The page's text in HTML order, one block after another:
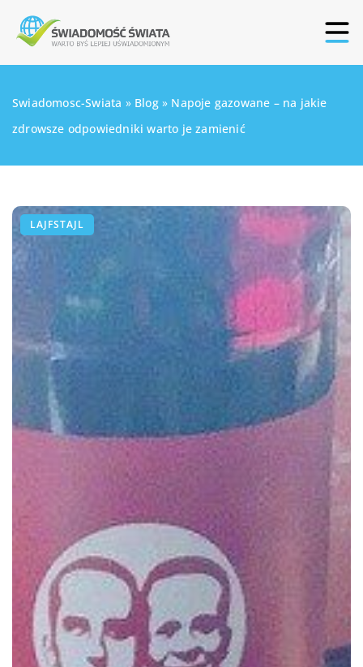
Swiadomosc-Swiata » Blog» Napoje gazowane – na jakie
zdrowsze odpowiedniki warto je zamienić
LAJFSTAJL